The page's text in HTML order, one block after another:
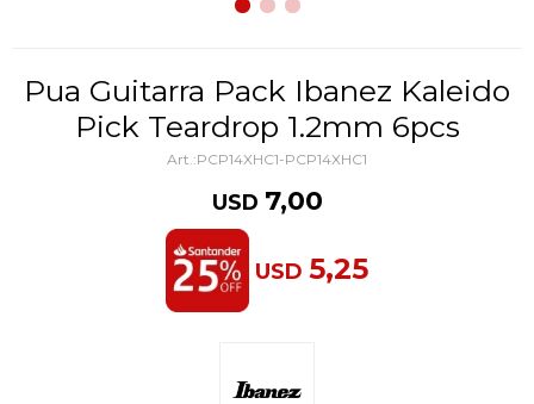
Pua Guitarra Pack Ibanez Kaleido
Pick Teardrop 1.2mm 6pcs
PCP14XHC1-PCP14XHC1
USD 7,00
USD 5,25